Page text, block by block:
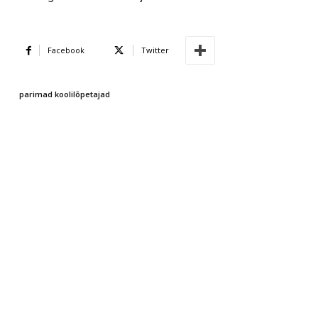
Facebook Twitter
parimad koolilõpetajad